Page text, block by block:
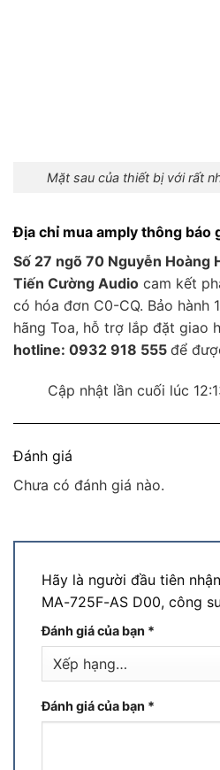
Mặt sau của thiết bị với rất
Địa chỉ mua amply thông báo
Số 27 ngõ 70 Nguyễn Hoàng
Tiến Cường Audio cam kết
có hóa đơn C0-CQ. Bảo hành
hãng Toa, hỗ trợ lắp đặt giao
hotline: 0932 918 555 để
Cập nhật lần cuối lúc
Đánh giá
Chưa có đánh giá nào.
Hãy là người đầu tiên
MA-725F-AS D00, công
Đánh giá của bạn *
Đánh giá của bạn *